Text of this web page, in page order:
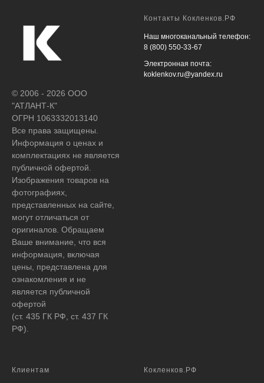
© 2006 - 2026 ООО
"АТЛАНТ-К"
ОГРН 1063332013140
Все права защищены.
Информация о ценах и
комплектациях не является
публичной офертой.
Изображения товаров на
фотографиях,
представленных на сайте,
могут отличаться от
оригиналов. Обращаем
Ваше внимание, что вся
информация, включая
цены, представлена для
ознакомления и не
является публичной
офертой
(ст. 435 ГК РФ, ст. 437 ГК
РФ).
Контакты Кокленков.РФ
Наш многоканальный телефон:
8 (800) 550-33-67
Электронная почта:
koklenkov.ru@yandex.ru
Клиентам Кокленков.РФ